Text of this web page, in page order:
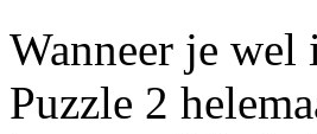
Wanneer je
Puzzle 2